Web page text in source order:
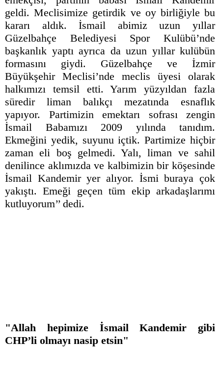
geldi. Meclisimize getirdik ve oy birliğiyle bu
kararı aldık. İsmail abimiz uzun yıllar
Güzelbahçe Belediyesi Spor Kulübü’nde
başkanlık yaptı ayrıca da uzun yıllar kulübün
formasını giydi. Güzelbahçe ve İzmir
Büyükşehir Meclisi’nde meclis üyesi olarak
halkımızı temsil etti. Yarım yüzyıldan fazla
süredir liman balıkçı mezatında esnaflık
yapıyor. Partimizin emektarı sofrası zengin
İsmail Babamızı 2009 yılında tanıdım.
Ekmeğini yedik, suyunu içtik. Partimize hiçbir
zaman eli boş gelmedi. Yalı, liman ve sahil
denilince aklımızda ve kalbimizin bir köşesinde
İsmail Kandemir yer alıyor. İsmi buraya çok
yakıştı. Emeği geçen tüm ekip arkadaşlarımı
kutluyorum’’ dedi.
"Allah hepimize İsmail Kandemir gibi
CHP’li olmayı nasip etsin"